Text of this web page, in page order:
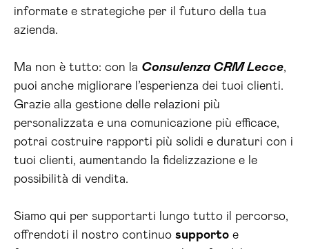
informate e strategiche per il futuro della tua
azienda.
Ma non è tutto: con la Consulenza CRM Lecce,
puoi anche migliorare l’esperienza dei tuoi clienti.
Grazie alla gestione delle relazioni più
personalizzata e una comunicazione più efficace,
potrai costruire rapporti più solidi e duraturi con i
tuoi clienti, aumentando la fidelizzazione e le
possibilità di vendita.
Siamo qui per supportarti lungo tutto il percorso,
offrendoti il nostro continuo supporto e